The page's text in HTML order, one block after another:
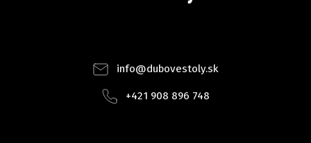
info@dubovestoly.sk
+421 908 896 748